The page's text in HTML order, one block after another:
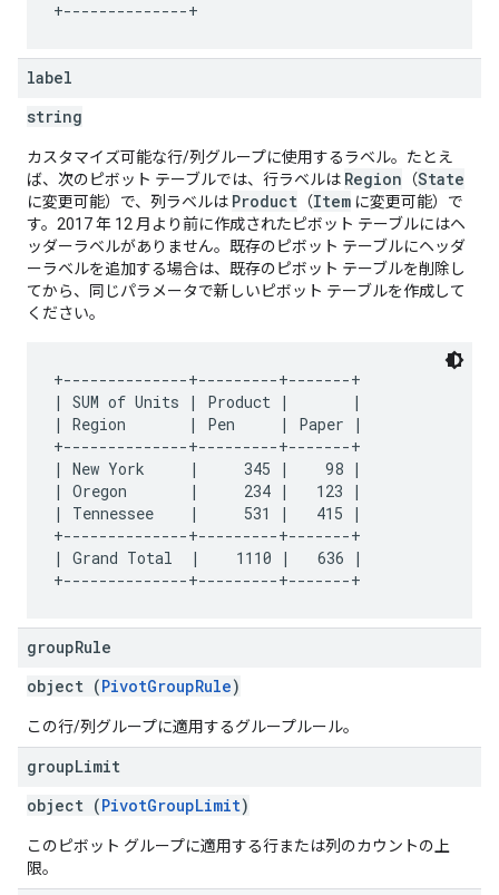
label
string
カスタマイズ可能な行/列グループに使用するラベル。たとえ
ば、次のピボット テーブルでは、行ラベルは Region （State
に変更可能）で、列ラベルは Product （Item に変更可能）で
す。2017 年 12 月より前に作成されたピボット テーブルにはヘ
ッダーラベルがありません。既存のピボット テーブルにヘッダ
ーラベルを追加する場合は、既存のピボット テーブルを削除し
てから、同じパラメータで新しいピボット テーブルを作成して
ください。
+--------------+---------+-------+
| SUM of Units | Product |       |
| Region       | Pen     | Paper |
+--------------+---------+-------+
| New York     |     345 |    98 |
| Oregon       |     234 |   123 |
| Tennessee    |     531 |   415 |
+--------------+---------+-------+
| Grand Total  |    1110 |   636 |
groupRule
object (PivotGroupRule)
この行/列グループに適用するグループルール。
groupLimit
object (PivotGroupLimit)
このピボット グループに適用する行または列のカウントの上
限。